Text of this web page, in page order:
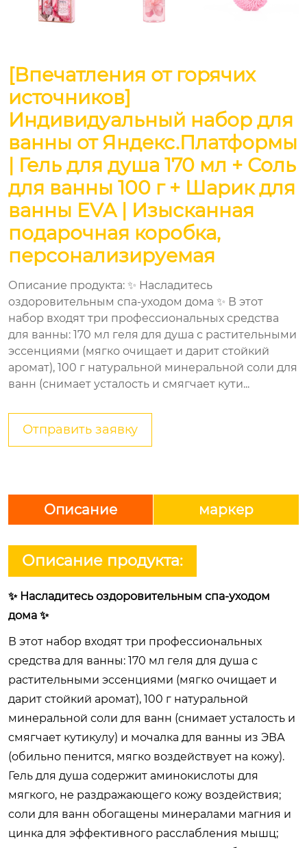
[Впечатления от горячих
источников]
Индивидуальный набор для
ванны от Яндекс.Платформы
| Гель для душа 170 мл + Соль
для ванны 100 г + Шарик для
ванны EVA | Изысканная
подарочная коробка,
персонализируемая
Описание продукта: ✨ Насладитесь
оздоровительным спа-уходом дома ✨ В этот
набор входят три профессиональных средства
для ванны: 170 мл геля для душа с растительными
эссенциями (мягко очищает и дарит стойкий
аромат), 100 г натуральной минеральной соли для
ванн (снимает усталость и смягчает кути...
Отправить заявку
Описание маркер
Описание продукта:
✨ Насладитесь оздоровительным спа-уходом
дома ✨
В этот набор входят три профессиональных
средства для ванны: 170 мл геля для душа с
растительными эссенциями (мягко очищает и
дарит стойкий аромат), 100 г натуральной
минеральной соли для ванн (снимает усталость и
смягчает кутикулу) и мочалка для ванны из ЭВА
(обильно пенится, мягко воздействует на кожу).
Гель для душа содержит аминокислоты для
мягкого, не раздражающего кожу воздействия;
соли для ванн обогащены минералами магния и
цинка для эффективного расслабления мышц;